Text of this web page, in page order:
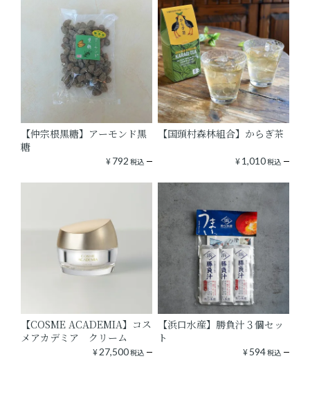
【仲宗根黒糖】アーモンド黒
糖
¥792 税込
【国頭村森林組合】からぎ茶
¥1,010税込
【COSME ACADEMIA】コス
メアカデミア クリーム
¥27,500税込
【浜口水産】勝負汁３個セッ
ト
¥594税込